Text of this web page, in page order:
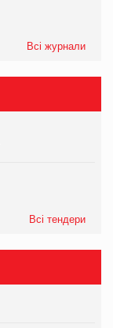
Всі журнали
Всі тендери